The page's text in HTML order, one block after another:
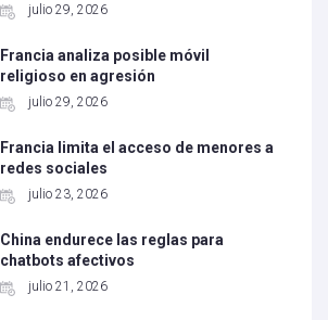
julio 29, 2026
Francia analiza posible móvil
religioso en agresión
julio 29, 2026
Francia limita el acceso de menores a
redes sociales
julio 23, 2026
China endurece las reglas para
chatbots afectivos
julio 21, 2026